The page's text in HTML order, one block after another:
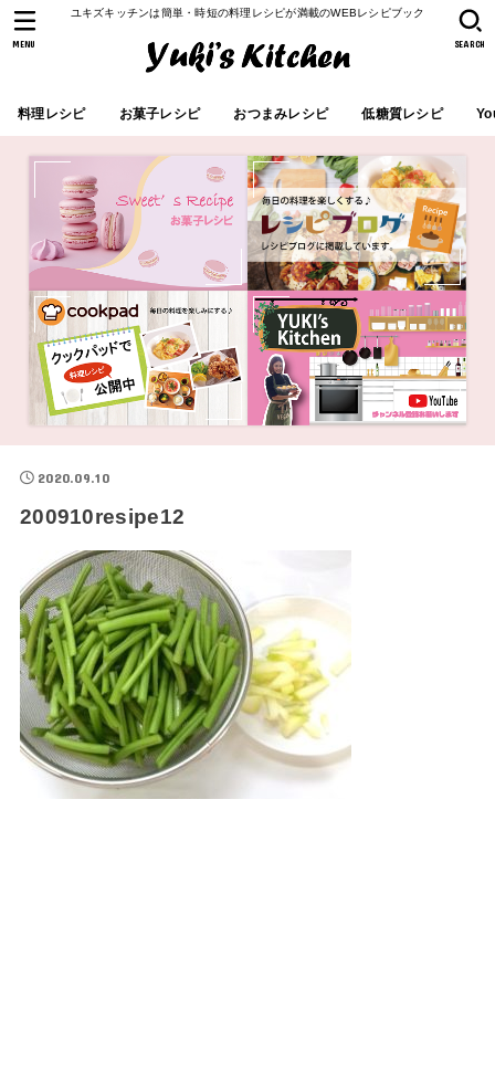
ユキズキッチンは簡単・時短の料理レシピが満載のWEBレシピブック
料理レシピ お菓子レシピ おつまみレシピ 低糖質レシピ
SEARCH
MENU
2020.09.10
200910resipe12